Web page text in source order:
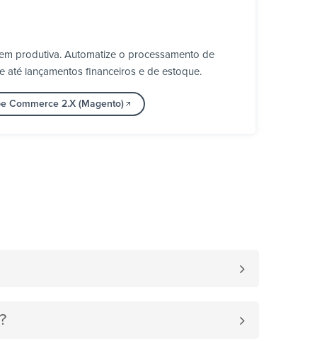
produtiva. Automatize o processamento de
lançamentos financeiros e de estoque.
Commerce 2.X (Magento)